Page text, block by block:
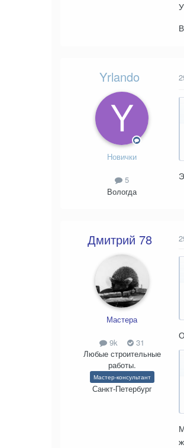
Yrlando
Новички
5
Вологда
Дмитрий 78
Мастера
9k
31
Любые строительные
работы.
Мастер-консультант
Санкт-Петербург